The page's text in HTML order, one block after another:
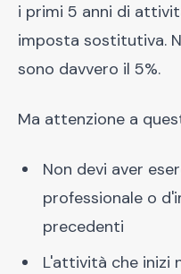
i primi 5 anni di
imposta sostitutiva.
sono davvero il 5%.
Ma attenzione a
Non devi aver
professionale o
precedenti
L'attività che inizi